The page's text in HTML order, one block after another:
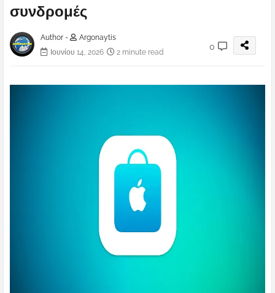
συνδρομές
Author -
Argonaytis
Ιουνίου 14, 2026
2 minute read
0